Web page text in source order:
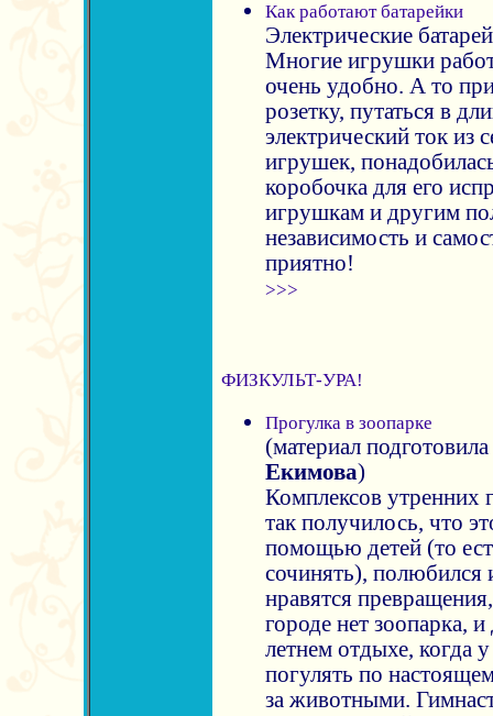
Как работают батарейки
Электрические
Многие игрушки
очень удобно. А то
розетку, путаться в
электрический ток из
игрушек,
коробочка для его
игрушкам и другим
независимость и
приятно!
>>>
ФИЗКУЛЬТ-УРА!
Прогулка в зоопарке
(материал подготовила
Екимова)
Комплексов утренних
так получилось, что
помощью детей (то
сочинять), полюбился
нравятся
городе нет зоопарка,
летнем отдыхе, когда
погулять по
за животными.